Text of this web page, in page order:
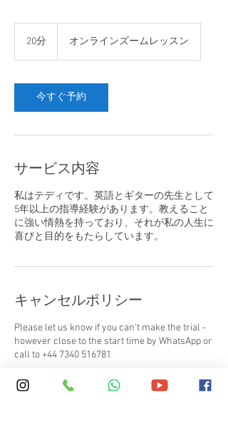
20分 オンラインズームレッスン
今すぐ予約
サービス内容
私はテディです。英語とギターの先生として
5年以上の指導経験があります。教えること
に強い情熱を持っており、それが私の人生に
喜びと目的をもたらしています。
キャンセルポリシー
Please let us know if you can't make the trial -
however close to the start time by WhatsApp or
call to +44 7340 516781